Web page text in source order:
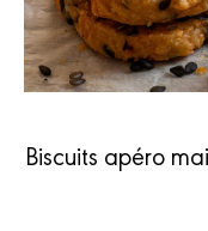
Biscuits apéro